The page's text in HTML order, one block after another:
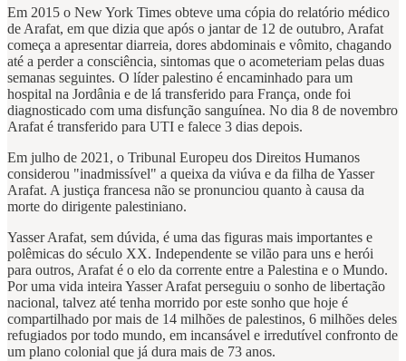
Em 2015 o New York Times obteve uma cópia do relatório médico
de Arafat, em que dizia que após o jantar de 12 de outubro, Arafat
começa a apresentar diarreia, dores abdominais e vômito, chagando
até a perder a consciência, sintomas que o acometeriam pelas duas
semanas seguintes. O líder palestino é encaminhado para um
hospital na Jordânia e de lá transferido para França, onde foi
diagnosticado com uma disfunção sanguínea. No dia 8 de novembro
Arafat é transferido para UTI e falece 3 dias depois.
Em julho de 2021, o Tribunal Europeu dos Direitos Humanos
considerou "inadmissível" a queixa da viúva e da filha de Yasser
Arafat. A justiça francesa não se pronunciou quanto à causa da
morte do dirigente palestiniano.
Yasser Arafat, sem dúvida, é uma das figuras mais importantes e
polêmicas do século XX. Independente se vilão para uns e herói
para outros, Arafat é o elo da corrente entre a Palestina e o Mundo.
Por uma vida inteira Yasser Arafat perseguiu o sonho de libertação
nacional, talvez até tenha morrido por este sonho que hoje é
compartilhado por mais de 14 milhões de palestinos, 6 milhões deles
refugiados por todo mundo, em incansável e irredutível confronto de
um plano colonial que já dura mais de 73 anos.